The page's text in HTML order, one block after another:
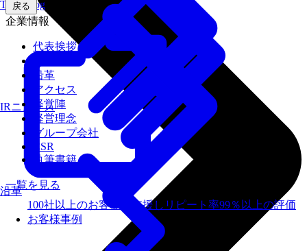
Tech Blog
IRニュース
戻る
企業情報
代表挨拶
沿革
アクセス
経営陣
経営理念
グループ会社
CSR
執筆書籍
一覧を見る
沿革
100社以上のお客様を支援しリピート率99％以上の評価
お客様事例